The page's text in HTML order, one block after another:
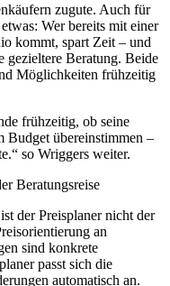
zugute. Auch für
Wer bereits mit einer
kommt, spart Zeit – und
gezieltere Beratung. Beide
Möglichkeiten frühzeitig
frühzeitig, ob seine
Budget übereinstimmen –
so Wriggers weiter.
Beratungsreise
der Preisplaner nicht der
an
sind konkrete
passt sich die
automatisch an.